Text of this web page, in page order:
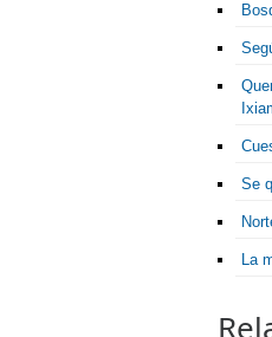
Se
La